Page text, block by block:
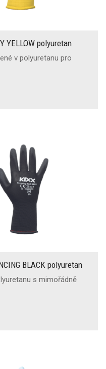
YELLOW polyuretan
v polyuretanu pro
BLACK polyuretan
s mimořádně